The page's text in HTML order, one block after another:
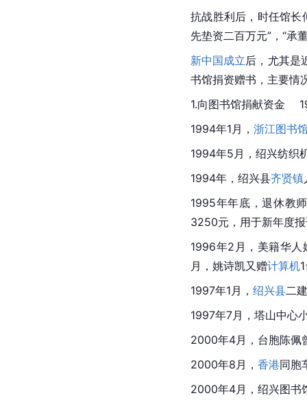
抗战胜利后，时任馆长
先垫资二百万元”，“承
新中国成立后，尤其是
书馆捐资赠书，主要情
1.向图书馆捐献资金 　
1994年1月， 浙江图书
1994年5月，绍兴纺织
1994年，绍兴县齐贤镇
1995年年底，退休教
3250元，用于新年度
1996年2月，美籍华人
月，姚诗凯又赠计算机
1997年1月， 绍兴县二
1997年7月，塔山中心
2000年4月，台胞陈佩
2000年8月， 香港同胞
2000年4月，绍兴图书